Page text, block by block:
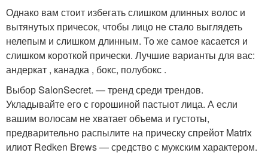
Однако вам стоит избегать слишком длинных волос и
вытянутых причесок, чтобы лицо не стало выглядеть
нелепым и слишком длинным. То же самое касается и
слишком короткой прически. Лучшие варианты для вас:
андеркат , канадка , бокс, полубокс .
Выбор SalonSecret. — тренд среди трендов.
Укладывайте его с горошиной пастыот лица. А если
вашим волосам не хватает объема и густоты,
предварительно распылите на прическу спрейот Matrix
илиот Redken Brews — средство с мужским характером.